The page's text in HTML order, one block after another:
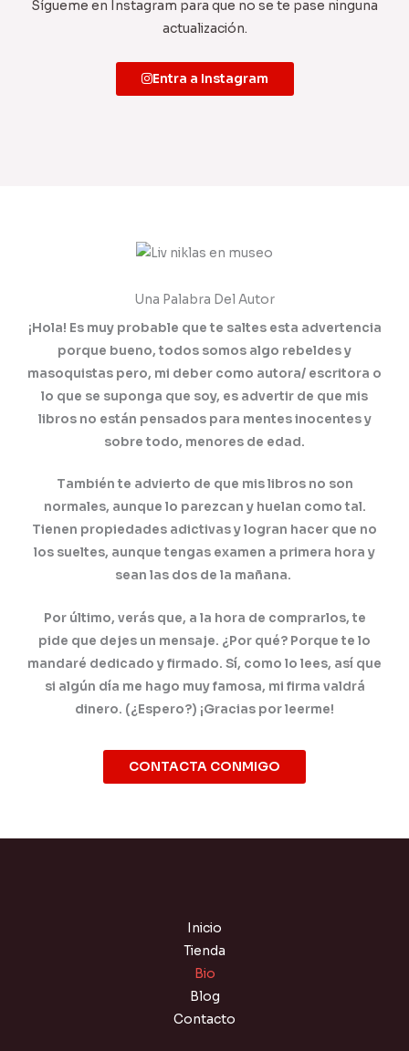
Sígueme en Instagram para que no se te pase ninguna
actualización.
Entra a Instagram
Una Palabra Del Autor
¡Hola! Es muy probable que te saltes esta advertencia
porque bueno, todos somos algo rebeldes y
masoquistas pero, mi deber como autora/ escritora o
lo que se suponga que soy, es advertir de que mis
libros no están pensados para mentes inocentes y
sobre todo, menores de edad.
También te advierto de que mis libros no son
normales, aunque lo parezcan y huelan como tal.
Tienen propiedades adictivas y logran hacer que no
los sueltes, aunque tengas examen a primera hora y
sean las dos de la mañana.
Por último, verás que, a la hora de comprarlos, te
pide que dejes un mensaje. ¿Por qué? Porque te lo
mandaré dedicado y firmado. Sí, como lo lees, así que
si algún día me hago muy famosa, mi firma valdrá
dinero. (¿Espero?) ¡Gracias por leerme!
CONTACTA CONMIGO
Inicio
Tienda
Bio
Blog
Contacto